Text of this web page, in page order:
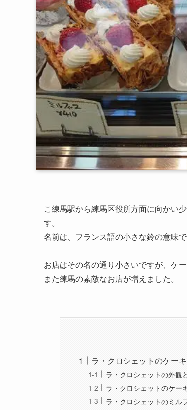
こ練馬駅から練馬区役所方面に向かい
す。
名前は、フランス語の小さな鈴の意味で
お店はその名の通り小さいですが、ケ
また練馬の素敵なお店が増えました。
ラ・クロシェットのケーキ
ラ・クロシェットの外観
ラ・クロシェットのケー
ラ・クロシェットのミル